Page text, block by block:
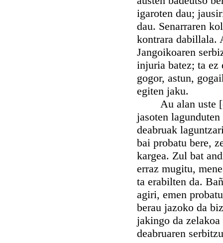
igaroten dau;
dau. Senarraren
kontrara dabillala.
Jangoikoaren
injuria batez; ta ez
gogor, astun,
egiten jaku.
Au alan uste
jasoten
deabruak
bai probatu bere,
kargea. Zul bat
erraz mugitu,
ta erabilten da.
agiri, emen
berau jazoko da
jakingo da zelakoa
deabruaren